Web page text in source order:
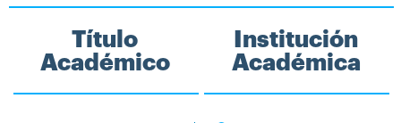
Título
Académico
Institución
Académica